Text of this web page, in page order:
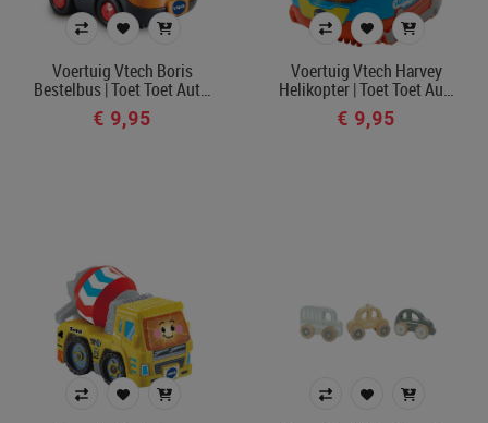
Voertuig Vtech Boris
Bestelbus | Toet Toet Aut…
€ 9,95
Voertuig Vtech Harvey
Helikopter | Toet Toet Au…
€ 9,95